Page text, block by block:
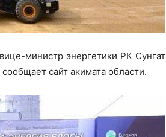
министр энергетики РК Сунгат
сайт акимата области.